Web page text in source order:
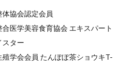
体協会認定会員
合医学美容食育協会 エキスパート
スター
殖学会会員 たんぽぽ茶ショウキT-